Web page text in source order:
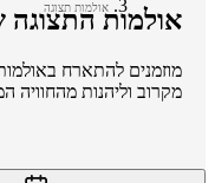
אולמות תצוגה
אולמות התצוגה
מוזמנים להתארח באולמות
מקרוב וליהנות מהחוויה